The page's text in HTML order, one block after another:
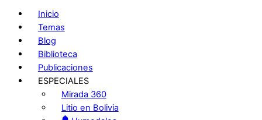
Inicio
Temas
Blog
Biblioteca
Publicaciones
ESPECIALES
Mirada 360
Litio en Bolivia